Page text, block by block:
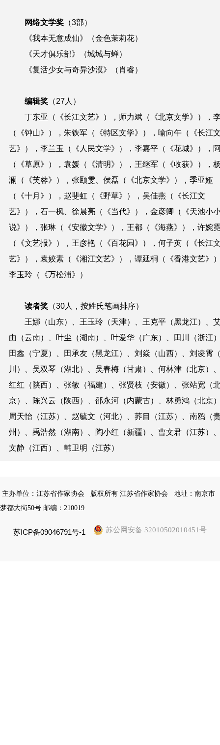
网络文学奖 （3部）
《我本无意成仙》（金色茉莉花）
《天才俱乐部》（城城与蝉）
《复活少女与奇异沙漠》（肖睿）
编辑奖 （27人）
丁东亚（《长江文艺》），师力斌（《北京文学》），
（《钟山》），朱铁军（《特区文学》），喻向午（《长江
艺》），李兰玉（《人民文学》），李嘉平（《花城》），
（《草原》），袁媛（《清明》），王继军（《收获》），
澜（《芙蓉》），张颐雯、侯磊（《北京文学》），季亚娅
（《十月》），赵斐虹（《野草》），吴佳燕（《长江文
艺》），石一枫、徐晨亮（《当代》），金彦卿（《天池小
说》），张琳（《安徽文学》），王都（《海燕》），许婉
（《文艺报》），王彦艳（《百花园》），何子英（《长江
艺》），袁姣素（《湘江文艺》），谭延桐（《香港文艺》
李玉玲（《万松浦》）
读者奖 （30人，按姓氏笔画排序）
王娜（山东）、王玉玲（天津）、王克平（黑龙江）、
由（云南）、叶尘（湖南）、叶爱华（广东）、田川（浙江
田鑫（宁夏）、田承友（黑龙江）、刘焱（山西）、刘凌霄
川）、吴双琴（湖北）、吴春梅（甘肃）、何林津（北京）
红红（陕西）、张敏（福建）、张贤枝（安徽）、张站宽（
京）、陈兴云（陕西）、邵永河（内蒙古）、林勇鸿（北京
周天怡（江苏）、赵毓文（河北）、荞目（江苏）、南鸥（
州）、禹浩然（湖南）、陶小红（新疆）、曹文君（江苏）
文静（江西）、韩卫明（江苏）
主办单位：江苏省作家协会 版权所有 江苏省作家协会
地址：南京市
梦都大街50号 邮编：210019
苏ICP备09046791号-1 苏公网安备 32010502010451号